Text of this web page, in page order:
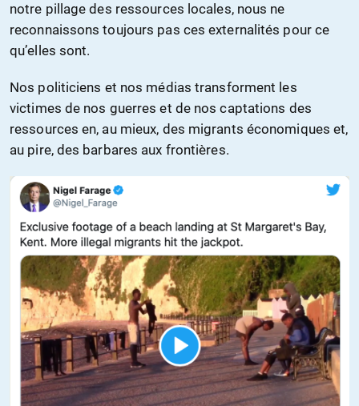
notre pillage des ressources locales, nous ne
reconnaissons toujours pas ces externalités pour ce
qu’elles sont.
Nos politiciens et nos médias transforment les
victimes de nos guerres et de nos captations des
ressources en, au mieux, des migrants économiques et,
au pire, des barbares aux frontières.